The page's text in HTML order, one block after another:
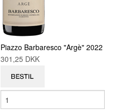
Piazzo Barbaresco "Argè" 2022
301,25 DKK